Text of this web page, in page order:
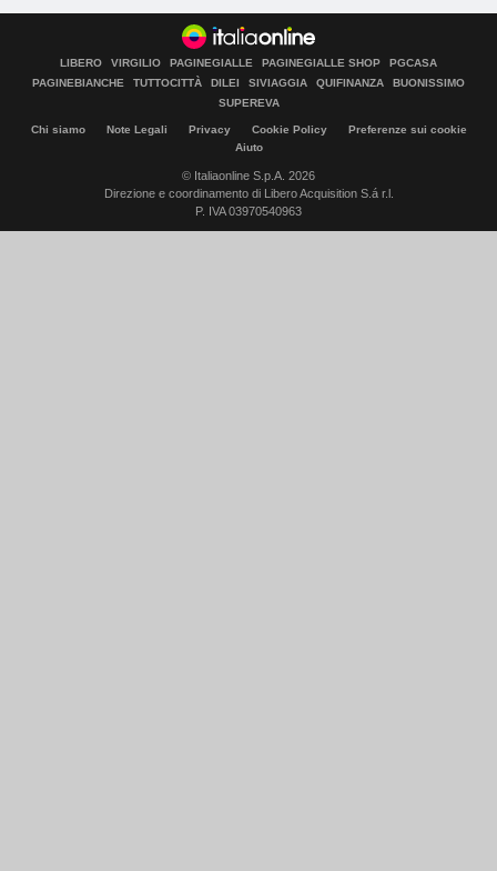
LIBERO VIRGILIO PAGINEGIALLE PAGINEGIALLE SHOP
PGCASA
PAGINEBIANCHE
TUTTOCITTÀ DILEI SIVIAGGIA QUIFINANZA
BUONISSIMO
SUPEREVA
Chi siamo Note Legali Privacy Cookie Policy
Preferenze sui cookie
Aiuto
© Italiaonline S.p.A. 2026
Direzione e coordinamento di Libero Acquisition S.á r.l.
P. IVA 03970540963